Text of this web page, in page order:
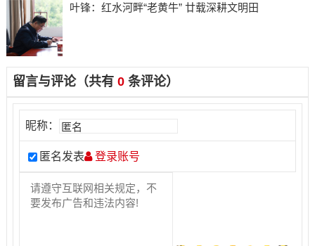
叶锋：红水河畔“老黄牛” 廿载深耕文明田
留言与评论（共有 0条评论）
昵称：
匿名发表 登录账号